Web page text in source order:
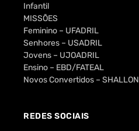
Infantil
MISSÕES
Feminino – UFADRIL
Senhores – USADRIL
Jovens – UJOADRIL
Ensino – EBD/FATEAL
Novos Convertidos – SHALLON
REDES SOCIAIS